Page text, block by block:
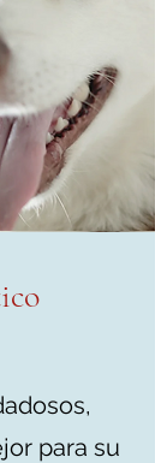
para su